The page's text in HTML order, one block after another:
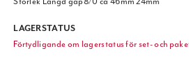
LAGERSTATUS
Förtydligande om lagerstatus för set- och